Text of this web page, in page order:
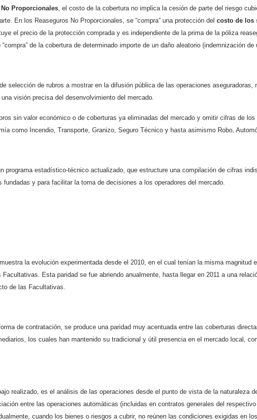
No Proporcionales, el costo de la cobertura no implica la cesión de parte del riesgo
En los Reaseguros No Proporcionales, se “compra” una protección del costo de los
el precio de la protección comprada y es independiente de la prima de la póliza
de la cobertura de determinado importe de un daño aleatorio (indemnización de
selección de rubros a mostrar en la difusión pública de las operaciones aseguradoras,
visión precisa del desenvolvimiento del mercado.
sin valor económico o de coberturas ya eliminadas del mercado y omitir cifras de los
como Incendio, Transporte, Granizo, Seguro Técnico y hasta asimismo Robo,
programa estadístico-técnico actualizado, que estructure una compilación de cifras
fundadas y para facilitar la toma de decisiones a los operadores del mercado.
la evolución experimentada desde el 2010, en el cual tenían la misma magnitud
Esta paridad se fue abriendo anualmente, hasta llegar en 2011 a una
de las Facultativas.
de contratación, se produce una paridad muy acentuada entre las coberturas
los cuales han mantenido su tradicional y útil presencia en el mercado local,
realizado, es el análisis de las operaciones desde el punto de vista de la naturaleza
entre las operaciones automáticas (incluidas en contratos generales del
cuando los bienes o riesgos a cubrir, no reúnen las condiciones exigidas en